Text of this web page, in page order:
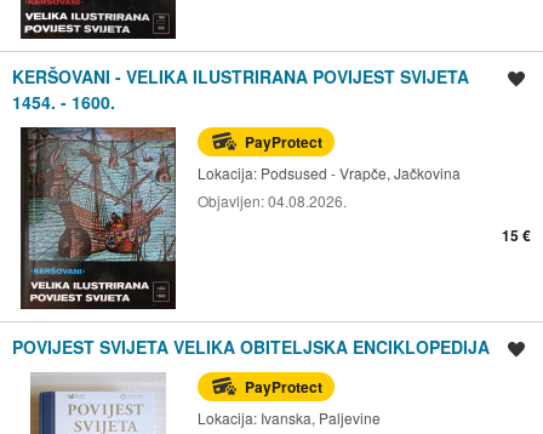
KERŠOVANI - VELIKA ILUSTRIRANA POVIJEST SVIJETA
1454. - 1600.
PayProtect
Lokacija: Podsused - Vrapče, Jačkovina
Objavljen:04.08.2026.
15 €
POVIJEST SVIJETA VELIKA OBITELJSKA ENCIKLOPEDIJA
PayProtect
Lokacija: Ivanska, Paljevine